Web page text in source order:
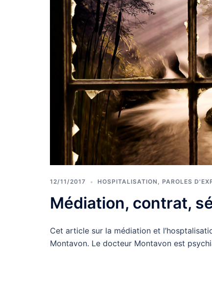
12/11/2017 HOSPITALISATION , PAROLES
Médiation, contrat,
Cet article sur la médiation et
Montavon. Le docteur Montavon est